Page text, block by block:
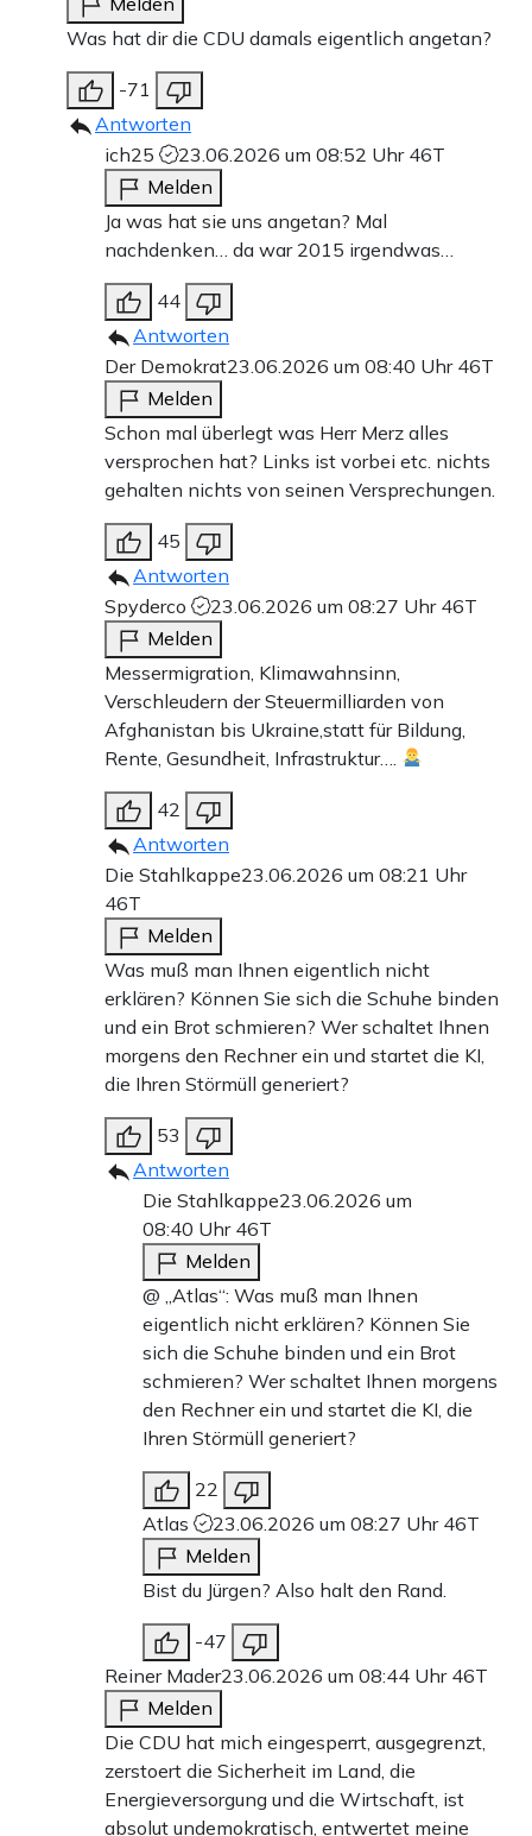
Was hat dir die CDU damals eigentlich angetan?
-71
Antworten
ich25
23.06.2026 um 08:52 Uhr 46T
Melden
Ja was hat sie uns angetan? Mal
nachdenken… da war 2015 irgendwas…
44
Antworten
Der Demokrat23.06.2026 um 08:40 Uhr 46T
Melden
Schon mal überlegt was Herr Merz alles
versprochen hat? Links ist vorbei etc. nichts
gehalten nichts von seinen Versprechungen.
45
Antworten
Spyderco
23.06.2026 um 08:27 Uhr 46T
Melden
Messermigration, Klimawahnsinn,
Verschleudern der Steuermilliarden von
Afghanistan bis Ukraine,statt für Bildung,
Rente, Gesundheit, Infrastruktur….
42
Antworten
Die Stahlkappe23.06.2026 um 08:21 Uhr
46T
Melden
Was muß man Ihnen eigentlich nicht
erklären? Können Sie sich die Schuhe binden
und ein Brot schmieren? Wer schaltet Ihnen
morgens den Rechner ein und startet die KI,
die Ihren Störmüll generiert?
53
Antworten
Die Stahlkappe23.06.2026 um
08:40 Uhr 46T
Melden
@ „Atlas“: Was muß man Ihnen
eigentlich nicht erklären? Können Sie
sich die Schuhe binden und ein Brot
schmieren? Wer schaltet Ihnen morgens
den Rechner ein und startet die KI, die
Ihren Störmüll generiert?
22
Atlas
23.06.2026 um 08:27 Uhr 46T
Melden
Bist du Jürgen? Also halt den Rand.
-47
Reiner Mader23.06.2026 um 08:44 Uhr 46T
Melden
Die CDU hat mich eingesperrt, ausgegrenzt,
zerstoert die Sicherheit im Land, die
Energieversorgung und die Wirtschaft, ist
absolut undemokratisch, entwertet meine